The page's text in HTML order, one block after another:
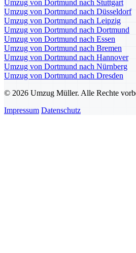
Umzug von Dortmund nach Stuttgart
Umzug von Dortmund nach Düsseldorf
Umzug von Dortmund nach Leipzig
Umzug von Dortmund nach Dortmund
Umzug von Dortmund nach Essen
Umzug von Dortmund nach Bremen
Umzug von Dortmund nach Hannover
Umzug von Dortmund nach Nürnberg
Umzug von Dortmund nach Dresden
© 2026 Umzug Müller. Alle Rechte
Impressum Datenschutz